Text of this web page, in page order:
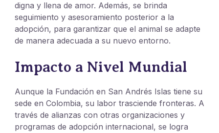
digna y llena de amor. Además, se brinda
seguimiento y asesoramiento posterior a la
adopción, para garantizar que el animal se adapte
de manera adecuada a su nuevo entorno.
Impacto a Nivel Mundial
Aunque la Fundación en San Andrés Islas tiene su
sede en Colombia, su labor trasciende fronteras. A
través de alianzas con otras organizaciones y
programas de adopción internacional, se logra